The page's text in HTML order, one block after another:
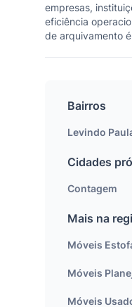
empresas,
eficiência
de arquivamento
Bairros
Levindo
Cidades
Contagem
Mais na
Móveis
Móveis
Móveis